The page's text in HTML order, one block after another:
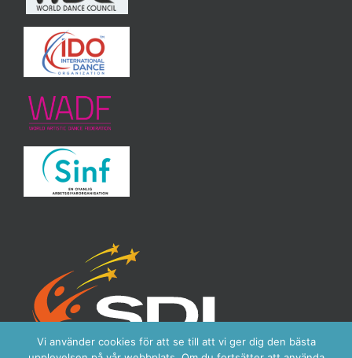
Vi använder cookies för att se till att vi ger dig den bästa